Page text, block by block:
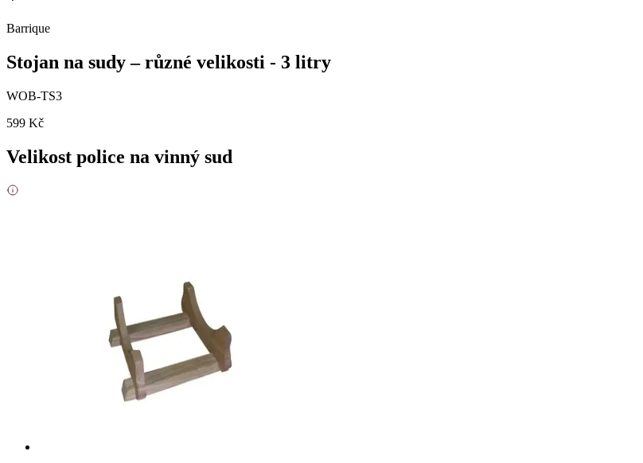
Barrique
Stojan na sudy – různé velikosti - 3 litry
WOB-TS3
599 Kč
Velikost police na vinný sud